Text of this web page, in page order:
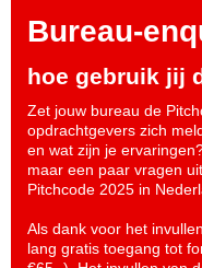
Bureau-
hoe gebruik jij
Zet jouw bureau de
opdrachtgevers zich
en wat zijn je
maar een paar vragen
Pitchcode 2025 in
Als dank voor het
lang gratis toegang tot